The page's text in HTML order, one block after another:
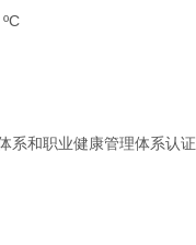
和职业健康管理体系认证